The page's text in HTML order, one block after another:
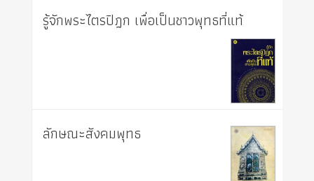
รู้จักพระไตรปิฎก เพื่อเป็นชาวพุทธที่แท้
ลักษณะสังคมพุทธ